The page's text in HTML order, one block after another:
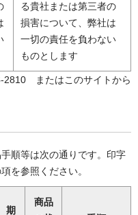
る貴社または第三者の
損害について、弊社は
一切の責任を負わない
ものとします
2810 またはこのサイトから
順等は次の通りです。印字
を参照ください。
期
商品